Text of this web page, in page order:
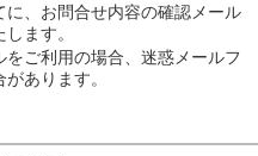
、お問合せ内容の確認メール
ます。
ご利用の場合、迷惑メールフ
あります。